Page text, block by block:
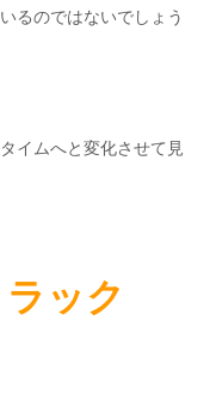
るのではないでしょう
イムへと変化させて見
ラック